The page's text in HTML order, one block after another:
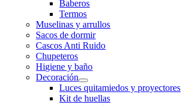
Baberos
Termos
Muselinas y arrullos
Sacos de dormir
Cascos Anti Ruido
Chupeteros
Higiene y baño
Decoración
Luces quitamiedos y proyectores
Kit de huellas